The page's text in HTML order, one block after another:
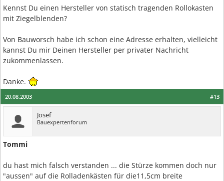
Kennst Du einen Hersteller von statisch tragenden Rollokasten
mit Ziegelblenden?
Von Bauworsch habe ich schon eine Adresse erhalten, vielleicht
kannst Du mir Deinen Hersteller per privater Nachricht
zukommenlassen.
Danke.
#13
20.08.2003
Josef
Bauexpertenforum
Tommi
du hast mich falsch verstanden ... die Stürze kommen doch nur
"aussen" auf die Rolladenkästen für die11,5cm breite